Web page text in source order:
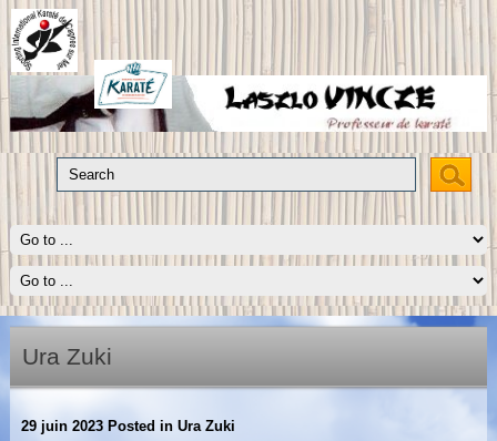
Ura Zuki
29 juin 2023Posted in Ura Zuki